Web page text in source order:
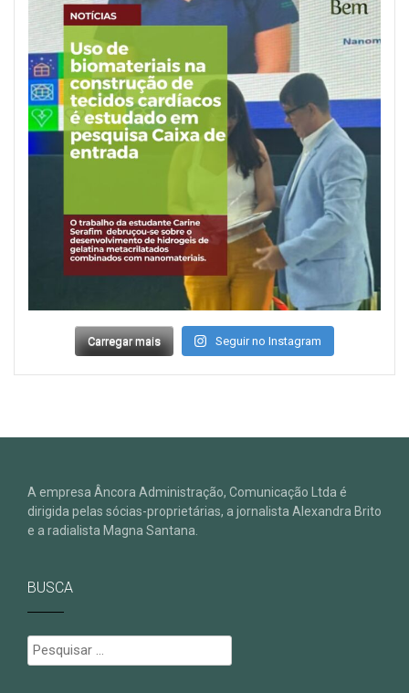
Carregar mais Seguir no Instagram
A empresa Âncora Administração, Comunicação Ltda é
dirigida pelas sócias-proprietárias, a jornalista Alexandra Brito
e a radialista Magna Santana.
BUSCA
Pesquisar
por: